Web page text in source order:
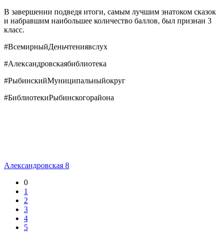
В завершении подведя итоги, самым лучшим знатоком сказок
и набравшим наибольшее количество баллов, был признан 3
класс.
#ВсемирныйДеньчтениявслух
#Александровскаябиблиотека
#РыбинскийМуниципальныйокруг
#БиблиотекиРыбинскогорайона
Александровская 8
0
1
2
3
4
5